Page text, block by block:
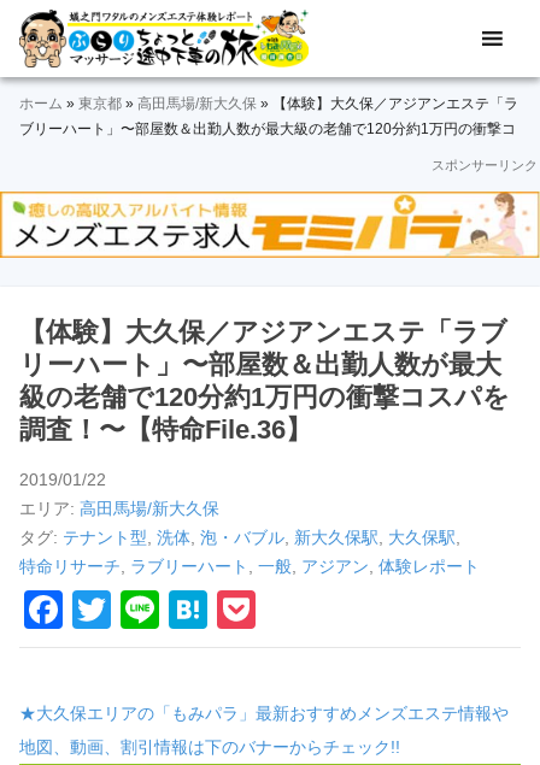
Skip
primary
navigation
Skip
main
content
Skip
primary
sidebar
Skip
secondary
sidebar
Skip
footer
ぶ
ら
り
ッ
サ
ー
ジ
途
下
車
の
旅
メ
ン
エ
ス
験
レ
ポ
＆
画
ホーム » 東京都 » 高田馬場/新大久保 »
【体験】大久保／アジアンエステ「ラ
ブリーハート」〜部屋数＆出勤人数が最大級の老舗で120分約1万円の衝撃コ
スポンサーリンク
【体験】大久保／アジアンエステ「ラブ
リーハート」〜部屋数＆出勤人数が最大
級の老舗で120分約1万円の衝撃コスパを
調査！〜【特命File.36】
2019/01/22
エリア: 高田馬場/新大久保
タグ: テナント型, 洗体, 泡・バブル, 新大久保駅, 大久保駅,
特命リサーチ, ラブリーハート , 一般, アジアン, 体験レポート
F
a
e
T
wi
er
Li
n
H
at
n
o
et
★大久保エリアの「もみパラ」最新おすすめメンズエステ情報や
地図、動画、割引情報は下のバナーからチェック!!